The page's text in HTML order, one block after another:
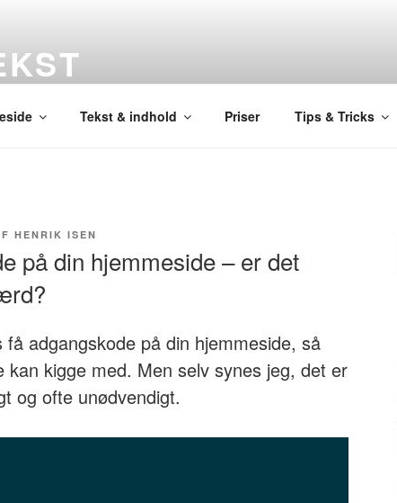
Tekst & indhold Priser Tips & Tricks
HENRIK ISEN
på din hjemmeside – er det
få adgangskode på din hjemmeside, så
kan kigge med. Men selv synes jeg, det er
og ofte unødvendigt.